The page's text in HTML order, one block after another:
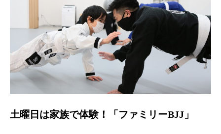
土曜日は家族で体験！「ファミリーBJJ」